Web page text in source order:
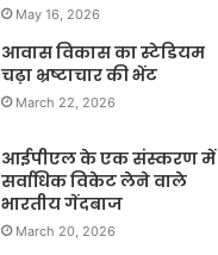
May 16, 2026
आवास विकास का स्टेडियम
चढ़ा भ्रष्टाचार की भेंट
March 22, 2026
आईपीएल के एक संस्करण में
सर्वाधिक विकेट लेने वाले
भारतीय गेंदबाज
March 20, 2026